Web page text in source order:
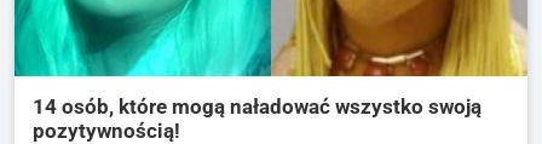
14 osób, które mogą naładować wszystko swoją
pozytywnością!